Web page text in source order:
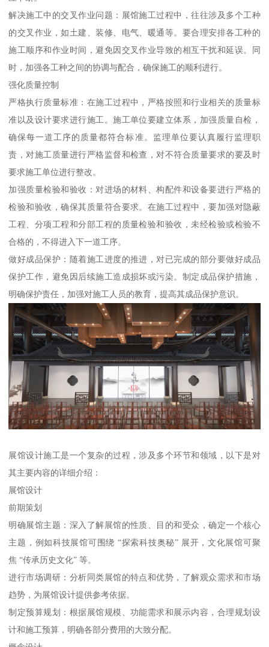
解决施工中的交叉作业问题：展馆施工过程中，往往涉及多个工种
的交叉作业，如土建、装修、电气、暖通等。要合理安排各工种的
施工顺序和作业时间，避免因交叉作业导致的相互干扰和延误。同
时，加强各工种之间的协调与配合，确保施工的顺利进行。
强化质量控制
严格执行质量标准：在施工过程中，严格按照和行业相关的质量标
准以及设计要求进行施工。施工单位要建立体系，加强质量自检，
确保每一道工序的质量都符合标准。监理单位要认真履行监理职
责，对施工质量进行严格监督和检查，对不符合质量要求的要及时
要求施工单位进行整改。
加强质量检验和验收：对进场的材料、构配件和设备要进行严格的
检验和验收，确保其质量符合要求。在施工过程中，要加强对隐蔽
工程、分项工程和分部工程的质量检验和验收，未经检验或检验不
合格的，不得进入下一道工序。
做好成品保护：随着施工进度的推进，对已完成的部分要做好成品
保护工作，避免因后续施工造成损坏或污染。制定成品保护措施，
明确保护责任，加强对施工人员的教育，提高其成品保护意识。
展馆设计施工是一个复杂的过程，涉及多个环节和领域，以下是对
其主要内容的详细介绍：
展馆设计
前期策划
明确展馆主题：深入了解展馆的性质、目的和受众，确定一个核心
主题，例如科技展馆可围绕 “探索科技奥秘” 展开，文化展馆可聚
焦 “传承历史文化” 等。
进行市场调研：分析同类展馆的特点和优势，了解观众需求和市场
趋势，为展馆设计提供参考依据。
制定预算规划：根据展馆规模、功能需求和展示内容，合理规划设
计和施工预算，明确各部分费用的大致分配。